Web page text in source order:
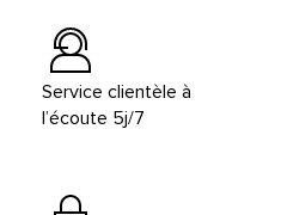
Service clientèle à
l’écoute 5j/7